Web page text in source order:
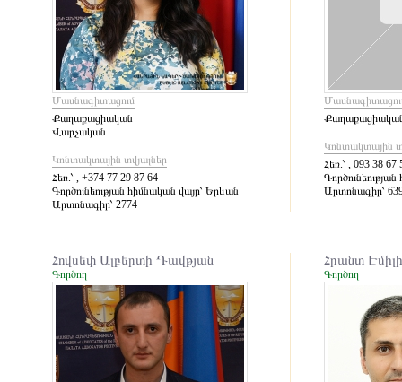
Մասնագիտացում
Քաղաքացիական
Վարչական
Կոնտակտային տվյալներ
Հեռ.՝ , +374 77 29 87 64
Գործունեության հիմնական վայր՝ Երևան
Արտոնագիր՝ 2774
Կոնտակտային
Հեռ.՝ , 093 38 67
Արտոնագիր՝
Հովսեփ Ալբերտի Դավթյան
Գործող
Հրանտ
Գործող